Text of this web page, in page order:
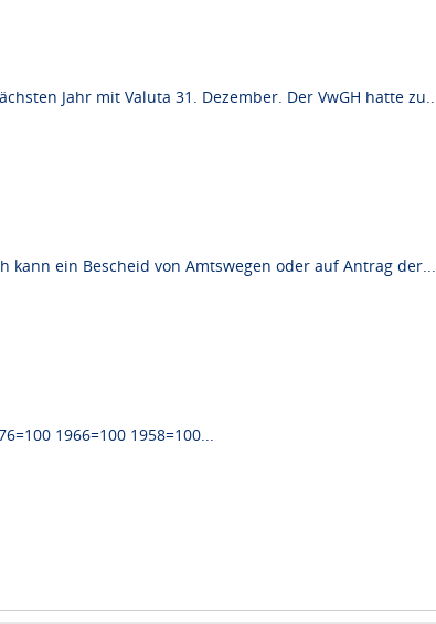
Jahr mit Valuta 31. Dezember. Der VwGH hatte zu...
ein Bescheid von Amtswegen oder auf Antrag der...
1966=100 1958=100...